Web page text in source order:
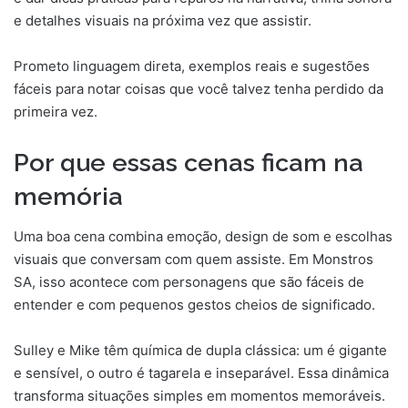
e detalhes visuais na próxima vez que assistir.
Prometo linguagem direta, exemplos reais e sugestões
fáceis para notar coisas que você talvez tenha perdido da
primeira vez.
Por que essas cenas ficam na
memória
Uma boa cena combina emoção, design de som e escolhas
visuais que conversam com quem assiste. Em Monstros
SA, isso acontece com personagens que são fáceis de
entender e com pequenos gestos cheios de significado.
Sulley e Mike têm química de dupla clássica: um é gigante
e sensível, o outro é tagarela e inseparável. Essa dinâmica
transforma situações simples em momentos memoráveis.